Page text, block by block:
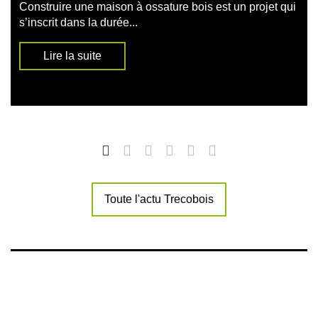
Construire une maison à ossature bois est un projet qui
s’inscrit dans la durée...
Lire la suite
Toute l'actu Trecobois